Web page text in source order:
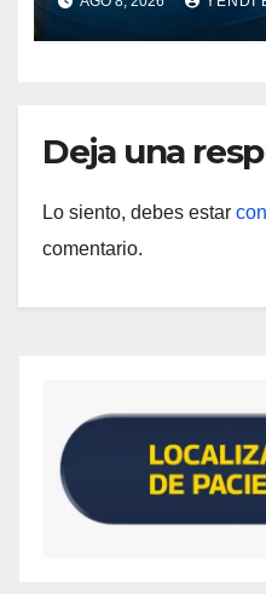
Guárico
Deja una
Lo siento, debes estar
comentario.